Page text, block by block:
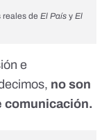
reales de El País y El
e
no son
comunicación.